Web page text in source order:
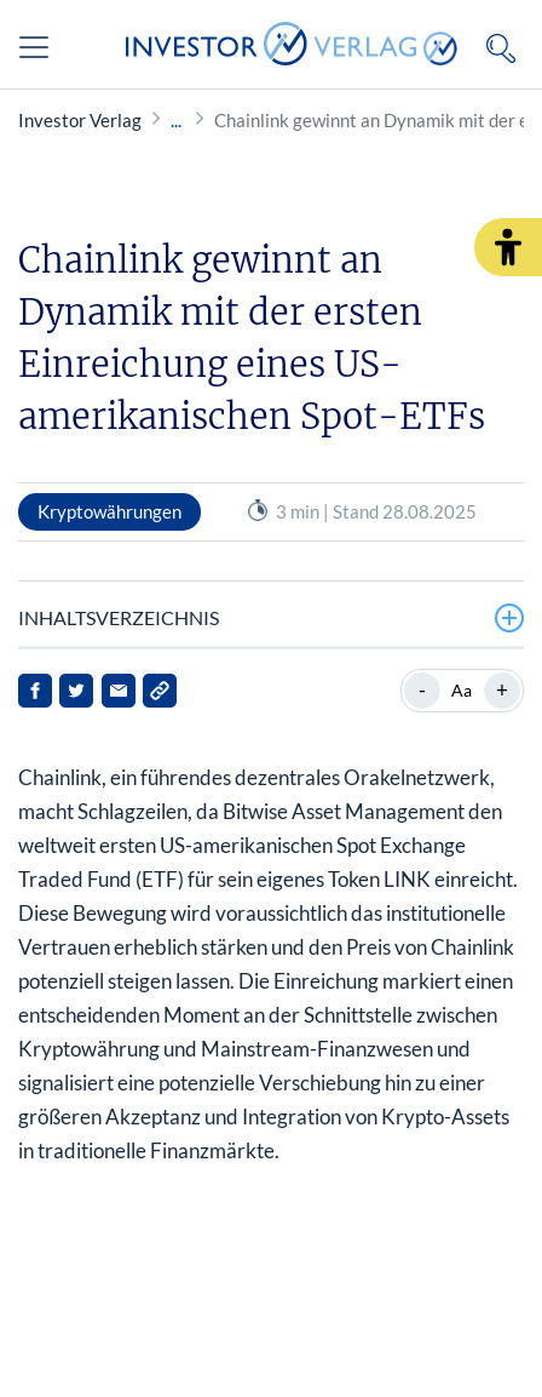
Investor Verlag Chainlink gewinnt an Dynamik mit der
Chainlink gewinnt an
Dynamik mit der ersten
Einreichung eines US-
amerikanischen Spot-ETFs
Kryptowährungen 3 min | Stand 28.08.2025
INHALTSVERZEICHNIS
Hintergrund zu Chainlink
Implikationen für die Interessengruppen
Ausblick
- Aa +
Chainlink, ein führendes dezentrales Orakelnetzwerk,
macht Schlagzeilen, da Bitwise Asset Management den
weltweit ersten US-amerikanischen Spot Exchange
Traded Fund (ETF) für sein eigenes Token LINK einreicht.
Diese Bewegung wird voraussichtlich das institutionelle
Vertrauen erheblich stärken und den Preis von Chainlink
potenziell steigen lassen. Die Einreichung markiert einen
entscheidenden Moment an der Schnittstelle zwischen
Kryptowährung und Mainstream-Finanzwesen und
signalisiert eine potenzielle Verschiebung hin zu einer
größeren Akzeptanz und Integration von Krypto-Assets
in traditionelle Finanzmärkte.